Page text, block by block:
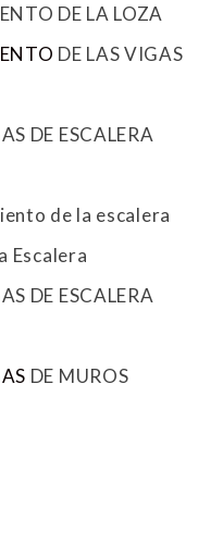
DE LA LOZA
DE LAS VIGAS
DE ESCALERA
de la escalera
Escalera
DE ESCALERA
DE MUROS